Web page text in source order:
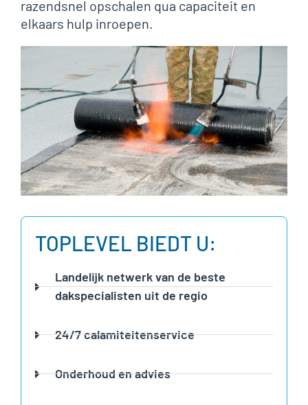
razendsnel opschalen qua capaciteit en
elkaars hulp inroepen.
TOPLEVEL BIEDT U:
Landelijk netwerk van de beste
dakspecialisten uit de regio
24/7 calamiteitenservice
Onderhoud en advies